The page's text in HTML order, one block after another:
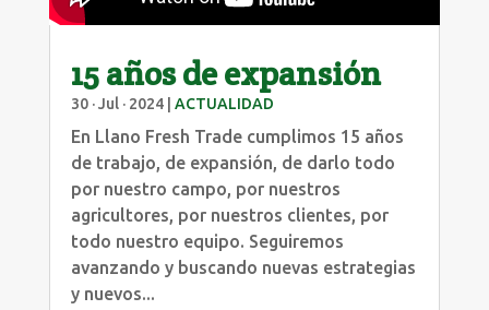
15 años de expansión
30 · Jul · 2024| ACTUALIDAD
En Llano Fresh Trade cumplimos 15 años
de trabajo, de expansión, de darlo todo
por nuestro campo, por nuestros
agricultores, por nuestros clientes, por
todo nuestro equipo. Seguiremos
avanzando y buscando nuevas estrategias
y nuevos...